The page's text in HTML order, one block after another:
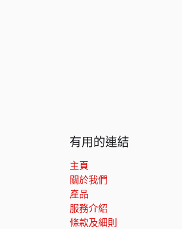
有用的連結
主頁
關於我們
產品
服務介紹
條款及細則